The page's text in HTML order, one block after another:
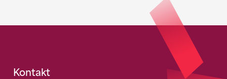
Fusszeile
Kontakt